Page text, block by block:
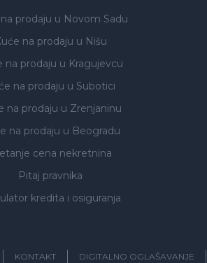
prodaju u Novom Sadu
na prodaju u Nišu
na prodaju u Kragujevcu
na prodaju u Subotici
na prodaju u Zrenjaninu
na prodaju u Beogradu
cena nekretnina
Pitaj pravnika
kredita i osiguranja
KONTAKT
DIGITALNO OGLAŠAVANJE